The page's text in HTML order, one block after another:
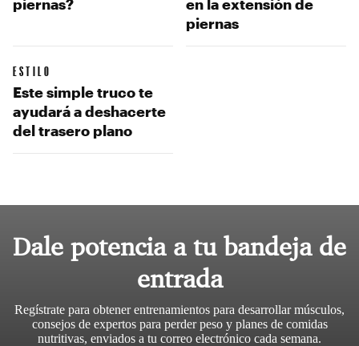
piernas?
en la extensión de
piernas
ESTILO
Este simple truco te
ayudará a deshacerte
del trasero plano
Dale potencia a tu bandeja de
entrada
Regístrate para obtener entrenamientos para desarrollar músculos,
consejos de expertos para perder peso y planes de comidas
nutritivas, enviados a tu correo electrónico cada semana.